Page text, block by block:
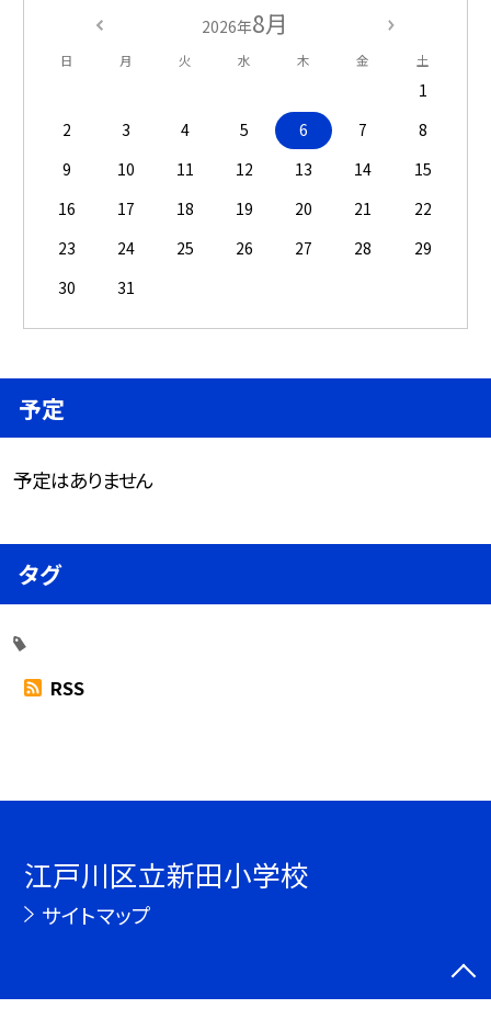
2026年8月
日 月 火 水 木 金 土
1
2
3 4 5 6 7
8
9
10 11 12 13 14
15
16
17 18 19 20 21
22
23
24 25 26 27 28
29
30
31
予定
予定はありません
タグ
RSS
江戸川区立新田小学校
サイトマップ